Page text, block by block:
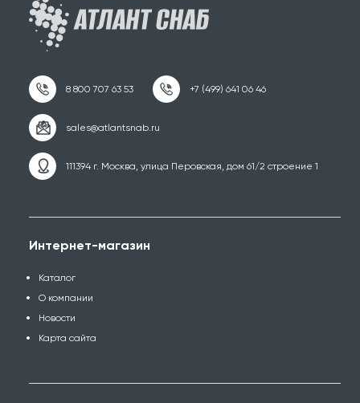
111394 г. Москва, улица Перовская, дом 61/2 строение 1
Интернет-магазин
Каталог
О компании
Новости
Карта сайта